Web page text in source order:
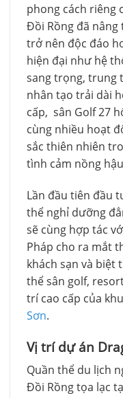
phong cách riêng
Đồi Rồng đã
trở nên độc đáo
hiện đại như hệ
sang trọng, trung
nhân tạo trải dài
cấp, sân Golf 27
cùng nhiều hoạt
sắc thiên nhiên
tình cảm nồng
Lần đầu tiên đầu
thể nghỉ dưỡng
sẽ cùng hợp tác
Pháp cho ra mắt
khách sạn và biệt
thể sân golf,
trí cao cấp của
Sơn.
Vị trí dự án
Quần thể du lịch
Đồi Rồng tọa lạc